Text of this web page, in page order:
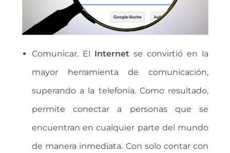
Comunicar. El Internet se convirtió en la
mayor herramienta de comunicación,
superando a la telefonía. Como resultado,
permite conectar a personas que se
encuentran en cualquier parte del mundo
de manera inmediata. Con solo contar con